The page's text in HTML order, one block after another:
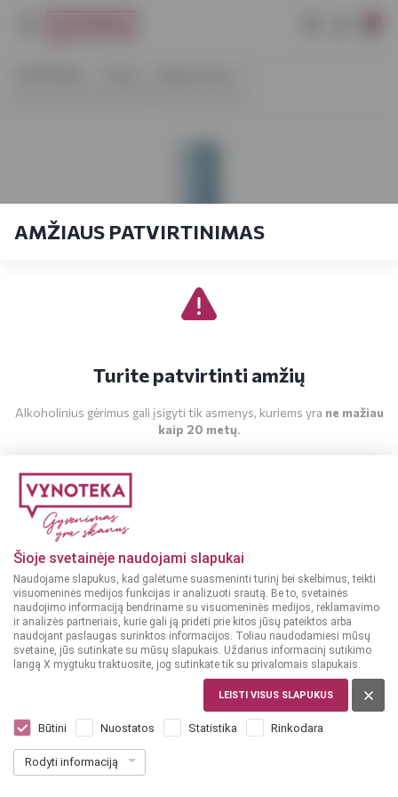
Šioje svetainėje naudojami slapukai
Naudojame slapukus, kad galėtume suasmeninti turinį bei skelbimus, teikti
visuomeninės medijos funkcijas ir analizuoti srautą. Be to, svetainės
naudojimo informaciją bendriname su visuomeninės medijos, reklamavimo
ir analizės partneriais, kurie gali ją pridėti prie kitos jūsų pateiktos arba
naudojant paslaugas surinktos informacijos. Toliau naudodamiesi mūsų
svetaine, jūs sutinkate su mūsų slapukais. Uždarius informacinį sutikimo
langą X mygtuku traktuosite, jog sutinkate tik su privalomais slapukais.
LEISTI VISUS SLAPUKUS
Būtini Nuostatos Statistika Rinkodara
Rodyti informaciją
AMŽIAUS PATVIRTINIMAS
Turite patvirtinti amžių
Alkoholinius gėrimus gali įsigyti tik asmenys, kuriems yra ne mažiau
kaip 20 metų.
Ghisu Vermentino Di Gallura DOCG 0,75
L
Dar nėra balsų, galite įvertinti